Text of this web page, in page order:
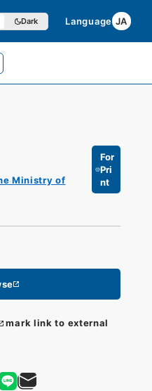
Dark Language JA
Ministry of
For
Pri
nt
mark link to external